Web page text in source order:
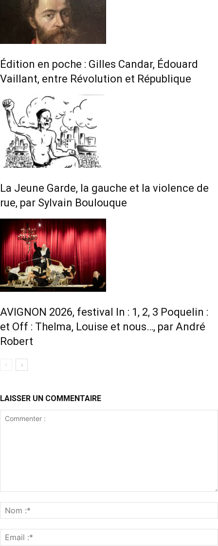
Édition en poche : Gilles Candar, Édouard
Vaillant, entre Révolution et République
La Jeune Garde, la gauche et la violence de
rue, par Sylvain Boulouque
AVIGNON 2026, festival In : 1, 2, 3 Poquelin :
et Off : Thelma, Louise et nous…, par André
Robert
LAISSER UN COMMENTAIRE